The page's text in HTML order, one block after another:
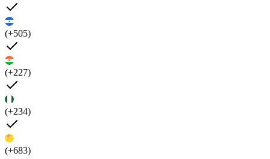
(+505)
(+227)
(+234)
(+683)